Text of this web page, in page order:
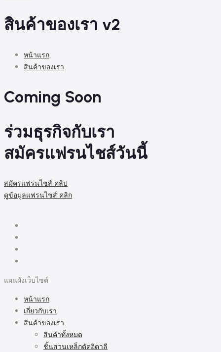
สินค้าของเรา v2
หน้าแรก
สินค้าของเรา
Coming Soon
ร่วมธุรกิจกับเรา
สมัครแฟรนไชส์วันนี้
สมัครแฟรนไชส์ คลิป
ดูข้อมูลแฟรนไชส์ คลิก
แผนผังเว็บไซต์
หน้าแรก
เกี่ยวกับเรา
สินค้าของเรา
สินค้าทั้งหมด
ชิ้นส่วนเหล็กดัดอิตาลี